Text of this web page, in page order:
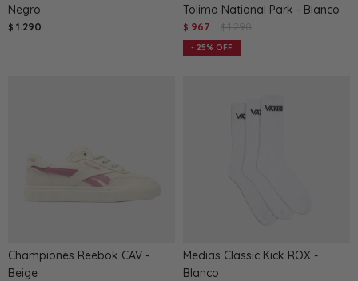
Negro
$ 1.290
Tolima National Park - Blanco
$ 967 $ 1.290
25
Championes Reebok CAV -
Beige
Medias Classic Kick ROX -
Blanco